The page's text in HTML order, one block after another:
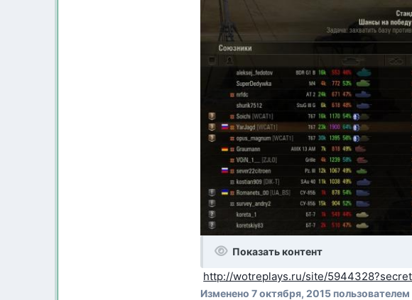
Показать контент
http://wotreplays.ru/site/
Изменено7 октября, 2015